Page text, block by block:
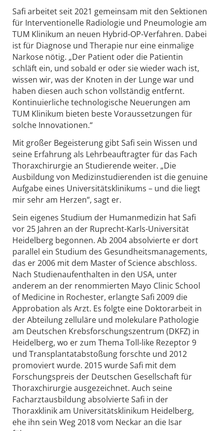
Safi arbeitet seit 2021 gemeinsam mit den Sektionen
für Interventionelle Radiologie und Pneumologie am
TUM Klinikum an neuen Hybrid-OP-Verfahren. Dabei
ist für Diagnose und Therapie nur eine einmalige
Narkose nötig. „Der Patient oder die Patientin
schläft ein, und sobald er oder sie wieder wach ist,
wissen wir, was der Knoten in der Lunge war und
haben diesen auch schon vollständig entfernt.
Kontinuierliche technologische Neuerungen am
TUM Klinikum bieten beste Voraussetzungen für
solche Innovationen.“
Mit großer Begeisterung gibt Safi sein Wissen und
seine Erfahrung als Lehrbeauftragter für das Fach
Thoraxchirurgie an Studierende weiter. „Die
Ausbildung von Medizinstudierenden ist die genuine
Aufgabe eines Universitätsklinikums – und die liegt
mir sehr am Herzen“, sagt er.
Sein eigenes Studium der Humanmedizin hat Safi
vor 25 Jahren an der Ruprecht-Karls-Universität
Heidelberg begonnen. Ab 2004 absolvierte er dort
parallel ein Studium des Gesundheitsmanagements,
das er 2006 mit dem Master of Science abschloss.
Nach Studienaufenthalten in den USA, unter
anderem an der renommierten Mayo Clinic School
of Medicine in Rochester, erlangte Safi 2009 die
Approbation als Arzt. Es folgte eine Doktorarbeit in
der Abteilung zelluläre und molekulare Pathologie
am Deutschen Krebsforschungszentrum (DKFZ) in
Heidelberg, wo er zum Thema Toll-like Rezeptor 9
und Transplantatabstoßung forschte und 2012
promoviert wurde. 2015 wurde Safi mit dem
Forschungspreis der Deutschen Gesellschaft für
Thoraxchirurgie ausgezeichnet. Auch seine
Facharztausbildung absolvierte Safi in der
Thoraxklinik am Universitätsklinikum Heidelberg,
ehe ihn sein Weg 2018 vom Neckar an die Isar